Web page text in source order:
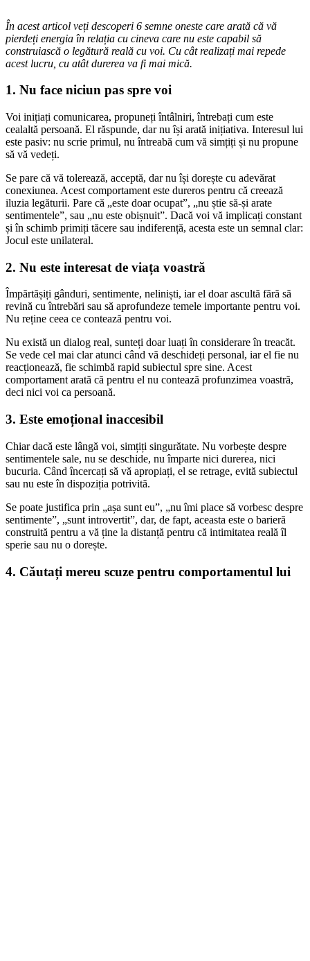
În acest articol veți descoperi 6 semne oneste care arată că vă
pierdeți energia în relația cu cineva care nu este capabil să
construiască o legătură reală cu voi. Cu cât realizați mai repede
acest lucru, cu atât durerea va fi mai mică.
1. Nu face niciun pas spre voi
Voi inițiați comunicarea, propuneți întâlniri, întrebați cum este
cealaltă persoană. El răspunde, dar nu își arată inițiativa. Interesul lui
este pasiv: nu scrie primul, nu întreabă cum vă simțiți și nu propune
să vă vedeți.
Se pare că vă tolerează, acceptă, dar nu își dorește cu adevărat
conexiunea. Acest comportament este dureros pentru că creează
iluzia legăturii. Pare că „este doar ocupat”, „nu știe să-și arate
sentimentele”, sau „nu este obișnuit”. Dacă voi vă implicați constant
și în schimb primiți tăcere sau indiferență, acesta este un semnal clar:
Jocul este unilateral.
2. Nu este interesat de viața voastră
Împărtășiți gânduri, sentimente, neliniști, iar el doar ascultă fără să
revină cu întrebări sau să aprofundeze temele importante pentru voi.
Nu reține ceea ce contează pentru voi.
Nu există un dialog real, sunteți doar luați în considerare în treacăt.
Se vede cel mai clar atunci când vă deschideți personal, iar el fie nu
reacționează, fie schimbă rapid subiectul spre sine. Acest
comportament arată că pentru el nu contează profunzimea voastră,
deci nici voi ca persoană.
3. Este emoțional inaccesibil
Chiar dacă este lângă voi, simțiți singurătate. Nu vorbește despre
sentimentele sale, nu se deschide, nu împarte nici durerea, nici
bucuria. Când încercați să vă apropiați, el se retrage, evită subiectul
sau nu este în dispoziția potrivită.
Se poate justifica prin „așa sunt eu”, „nu îmi place să vorbesc despre
sentimente”, „sunt introvertit”, dar, de fapt, aceasta este o barieră
construită pentru a vă ține la distanță pentru că intimitatea reală îl
sperie sau nu o dorește.
4. Căutați mereu scuze pentru comportamentul lui